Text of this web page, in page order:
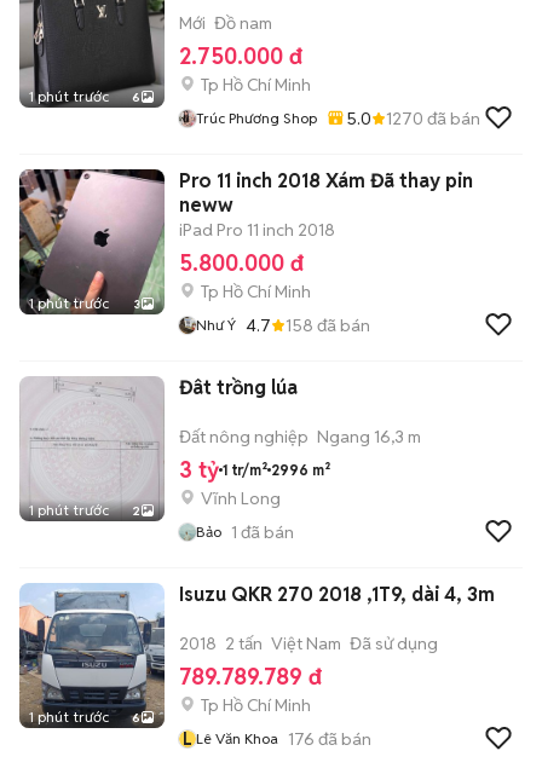
1 phút trước 6
Mới Đồ nam
2.750.000 đ
Tp Hồ Chí Minh
Trúc Phương Shop 5.0 1270 đã bán
1 phút trước 3
Pro 11 inch 2018 Xám Đã thay pin
neww
iPad Pro 11 inch 2018
5.800.000 đ
Tp Hồ Chí Minh
Như Ý 4.7 158 đã bán
1 phút trước 2
Đât trồng lúa
Đất nông nghiệp Ngang 16,3 m
3 tỷ 1 tr/m² 2996 m²
Vĩnh Long
Bảo 1 đã bán
1 phút trước 6
Isuzu QKR 270 2018 ,1T9, dài 4, 3m
2018 2 tấn Việt Nam Đã sử dụng
789.789.789 đ
Tp Hồ Chí Minh
L Lê Văn Khoa 176 đã bán